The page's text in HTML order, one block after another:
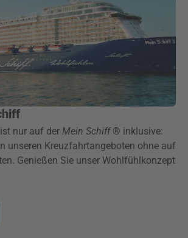
nur auf der Mein Schiff® inklusive:
unseren Kreuzfahrtangeboten ohne auf
Genießen Sie unser Wohlfühlkonzept